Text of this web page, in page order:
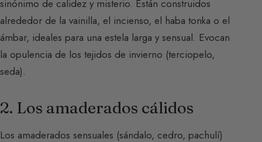
sinónimo de calidez y misterio. Están construidos
alrededor de la vainilla, el incienso, el haba tonka o el
ámbar, ideales para una estela larga y sensual. Evocan
la opulencia de los tejidos de invierno (terciopelo,
seda).
2. Los amaderados cálidos
Los amaderados sensuales (sándalo, cedro, pachulí)